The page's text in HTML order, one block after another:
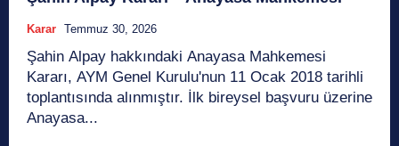
Karar Temmuz 30, 2026
Şahin Alpay hakkındaki Anayasa Mahkemesi
Kararı, AYM Genel Kurulu'nun 11 Ocak 2018 tarihli
toplantısında alınmıştır. İlk bireysel başvuru üzerine
Anayasa...